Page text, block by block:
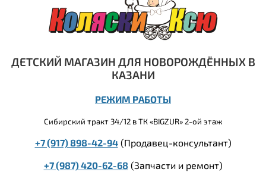
ДЕТСКИЙ МАГАЗИН ДЛЯ НОВОРОЖДЁННЫХ В
КАЗАНИ
РЕЖИМ РАБОТЫ
Сибирский тракт 34/12 в ТК «BIGZUR» 2-ой этаж
+7 (917) 898-42-94(Продавец-консультант)
+7 (987) 420-62-68 (Запчасти и ремонт)